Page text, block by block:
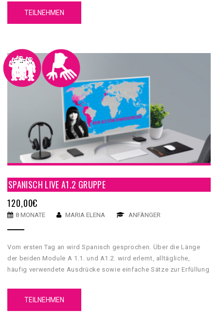
TEILNEHMEN
SPANISCH LIVE A1.2 GRUPPE
120,00€
8 MONATE MARIA ELENA ANFÄNGER
Vom ersten Tag an wird Spanisch gesprochen. Über die Länge
der beiden Module A 1.1. und A1.2. wird erlernt, alltägliche,
häufig verwendete Ausdrücke sowie einfache Sätze zur Erfüllung
TEILNEHMEN